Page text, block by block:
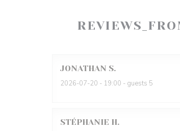
JONATHAN S
2026-07-20 - 19:00 - guests 5
STÉPHANIE H